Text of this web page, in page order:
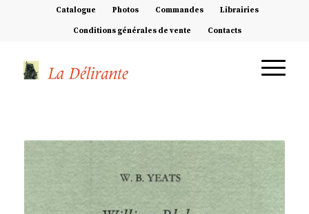
Catalogue Photos Commandes Librairies
Conditions générales de vente Contacts